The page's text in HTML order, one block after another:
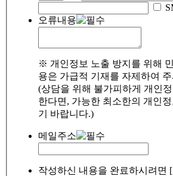
오류내용
※ 개인정보 노출 방지를 위해
용은 가급적 기재를 자제하여
(상담을 위해 불가피하게 개인
한다면, 가능한 최소한의 개인
기 바랍니다.)
메일주소
작성하신 내용을 완료하시려면